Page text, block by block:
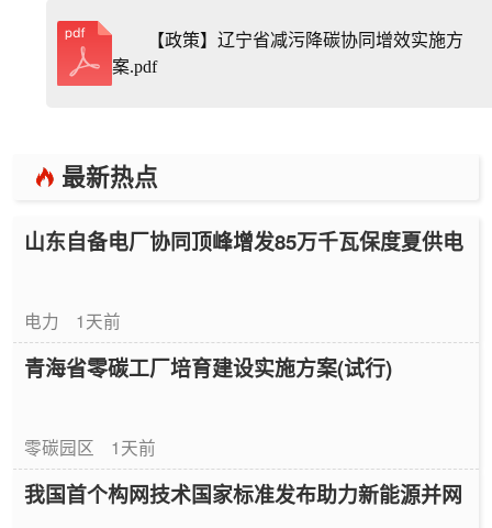
【政策】辽宁省减污降碳协同增效实施方
案.pdf
最新热点
山东自备电厂协同顶峰增发85万千瓦保度夏供电
电力 1天前
青海省零碳工厂培育建设实施方案(试行)
零碳园区 1天前
我国首个构网技术国家标准发布助力新能源并网